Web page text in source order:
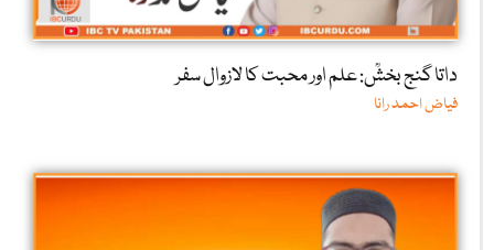
داتا گنج بخشؒ: علم اور محبت کا لازوال سفر
فیاض احمد رانا